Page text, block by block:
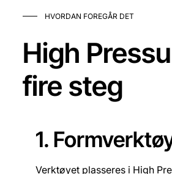
HVORDAN FOREGÅR DET
High
fire steg
1.
Verktøyet plasseres i High